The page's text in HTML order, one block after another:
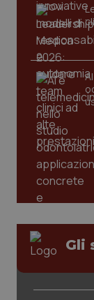
Gli
session-